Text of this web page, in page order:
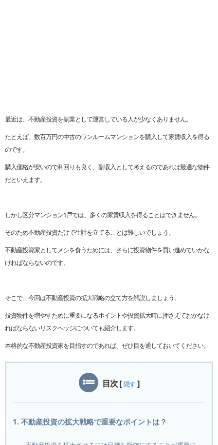
最近は、不動産投資を副業として運営している人が少なくありません。
たとえば、数百万円の中古のワンルームマンションを購入して家賃収入を得る
のです。
購入価格が安いので利回りも良く、副収入として考えるのであれば最適な物件
だといえます。
しかし区分マンション1戸では、多くの家賃収入を得ることはできません。
そのため不動産投資だけで生計を立てることは難しいでしょう。
不動産投資家としてメシを食うためには、さらに投資物件を買い進めていかな
ければならないのです。
そこで、今回は不動産投資の拡大戦略の立て方を解説しましょう。
投資物件を増やすために重要になるポイントや投資拡大時に押さえておかなけ
ればならないリスクヘッジについても紹介します。
本格的な不動産投資家を目指すのであれば、ぜひ目を通しておいてください。
目次[ 隠す ]
1. 不動産投資の拡大戦略で重要なポイントは？